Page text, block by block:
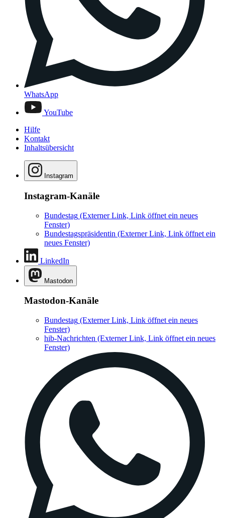
WhatsApp
YouTube
Hilfe
Kontakt
Inhaltsübersicht
Instagram
Instagram-Kanäle
Bundestag (Externer Link, Link öffnet ein neues
Fenster)
Bundestagspräsidentin (Externer Link, Link öffnet ein
neues Fenster)
LinkedIn
Mastodon
Mastodon-Kanäle
Bundestag (Externer Link, Link öffnet ein neues
Fenster)
hib-Nachrichten (Externer Link, Link öffnet ein neues
Fenster)